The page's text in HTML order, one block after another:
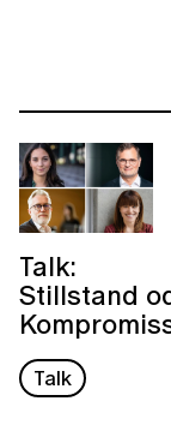
Talk:
Stillstand
Talk